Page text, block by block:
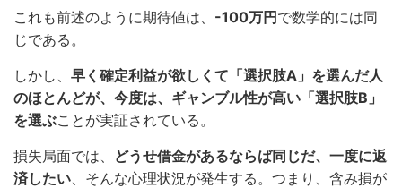
これも前述のように期待値は、 -100万円 で数学的には同
じである。
しかし、 早く確定利益が欲しくて「選択肢A」を選んだ人
のほとんどが、今度は、ギャンブル性が高い「選択肢B」
を選ぶことが実証されている。
損失局面では、 どうせ借金があるならば同じだ、一度に返
済したい、そんな心理状況が発生する。つまり、含み損が